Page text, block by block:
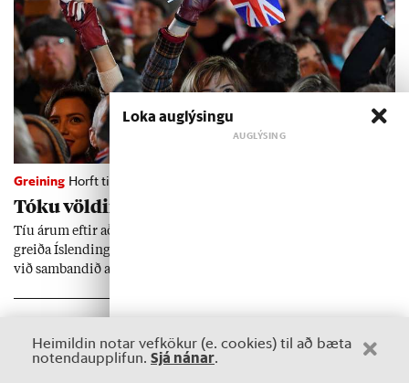
Greining Horft til Evrópu
Tóku völd­in en misstu áhrif­in
Tíu ár­um eft­ir að Bret­ar kusu að ganga úr Evr­ópu­sam­band­inu
greiða Ís­lend­ing­ar at­kvæði um hvort hefja eigi að­ild­ar­við­ræð­ur
við sam­band­ið að nýju. Hvaða áhrif hafði út­gang­an á breskt
Heimildin notar vefkökur (e. cookies) til að bæta
notendaupplifun. Sjá nánar.
Loka auglýsingu